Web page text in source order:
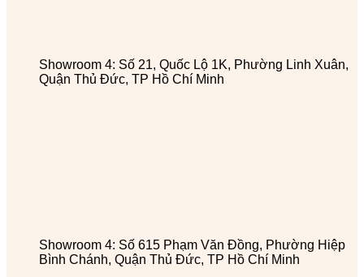
Showroom 4: Số 21, Quốc Lộ 1K, Phường Linh Xuân,
Quận Thủ Đức, TP Hồ Chí Minh
Showroom 4: Số 615 Phạm Văn Đồng, Phường Hiệp
Bình Chánh, Quận Thủ Đức, TP Hồ Chí Minh